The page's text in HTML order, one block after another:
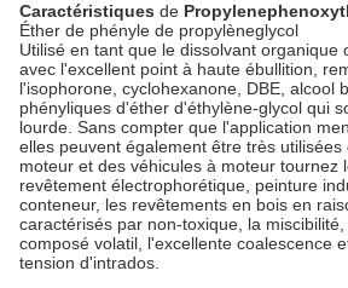
Caractéristiques de
Éther de phényle de propylèneglycol
Utilisé en tant que le dissolvant organique
avec l'excellent point à haute ébullition,
l'isophorone, cyclohexanone, DBE, alcool
phényliques d'éther d'éthylène-glycol qui
lourde. Sans compter que l'application
elles peuvent également être très utilisées
moteur et des véhicules à moteur tournez
revêtement électrophorétique, peinture
conteneur, les revêtements en bois en
caractérisés par non-toxique, la
composé volatil, l'excellente coalescence
tension d'intrados.